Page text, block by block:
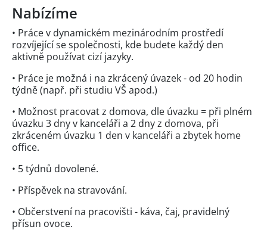
Nabízíme
• Práce v dynamickém mezinárodním prostředí
rozvíjející se společnosti, kde budete každý den
aktivně používat cizí jazyky.
• Práce je možná i na zkrácený úvazek - od 20 hodin
týdně (např. při studiu VŠ apod.)
• Možnost pracovat z domova, dle úvazku = při plném
úvazku 3 dny v kanceláři a 2 dny z domova, při
zkráceném úvazku 1 den v kanceláři a zbytek home
office.
• 5 týdnů dovolené.
• Příspěvek na stravování.
• Občerstvení na pracovišti - káva, čaj, pravidelný
přísun ovoce.